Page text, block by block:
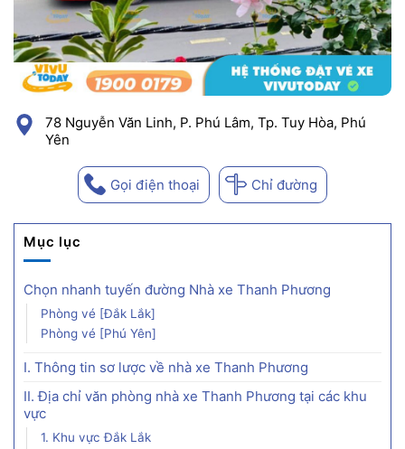
78 Nguyễn Văn Linh, P. Phú Lâm, Tp. Tuy Hòa, Phú
Yên
Gọi điện thoại Chỉ đường
Mục lục
Chọn nhanh tuyến đường Nhà xe Thanh Phương
Phòng vé [Đắk Lắk]
Phòng vé [Phú Yên]
I. Thông tin sơ lược về nhà xe Thanh Phương
II. Địa chỉ văn phòng nhà xe Thanh Phương tại các khu
vực
1. Khu vực Đắk Lắk